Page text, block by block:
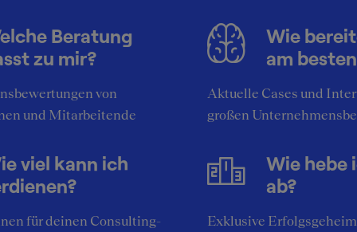
der Atmosphäre
in den Büros in Köln und Bonn ist sehr
Kollegen.
Beratung
zu mir?
von
und Mitarbeitende
Wie
am
Aktuelle Cases und
großen
viel kann ich
für deinen Consulting-
Wie hebe
ab?
Exklusive